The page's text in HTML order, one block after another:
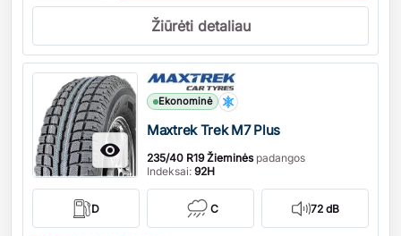
Žiūrėti detaliau

Ekonominė
Maxtrek Trek M7 Plus
235/40 R19 Žieminėspadangos
Indeksai: 92H
D C 72 dB
Kiekis